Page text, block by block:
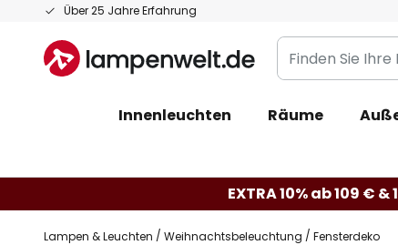
Über 25 Jahre Erfahrung
Zum
springen
Finden
Sie
Leuchte...
Innenleuchten Räume
EXTRA 10% ab 109 € &
Lampen & Leuchten Weihnachtsbeleuchtung Fensterdeko